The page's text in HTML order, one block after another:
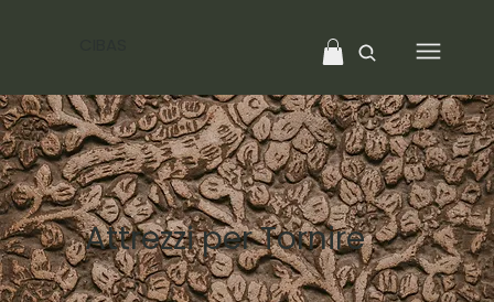
Attrezzi per Tornire